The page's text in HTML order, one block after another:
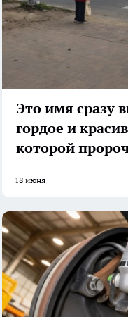
Это имя сразу
гордое и
которой
18 июня